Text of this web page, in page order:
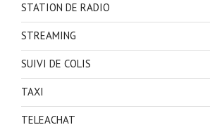
STATION DE RADIO
STREAMING
SUIVI DE COLIS
TAXI
TELEACHAT